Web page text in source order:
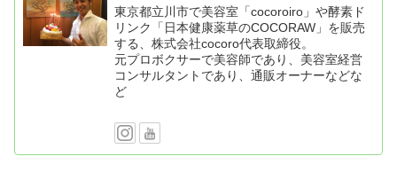
東京都立川市で美容室「cocoroiro」や酵素ド
リンク「日本健康薬草のCOCORAW」を販売
する、株式会社cocoro代表取締役。
元プロボクサーで美容師であり、美容室経営
コンサルタントであり、通販オーナーなどな
ど